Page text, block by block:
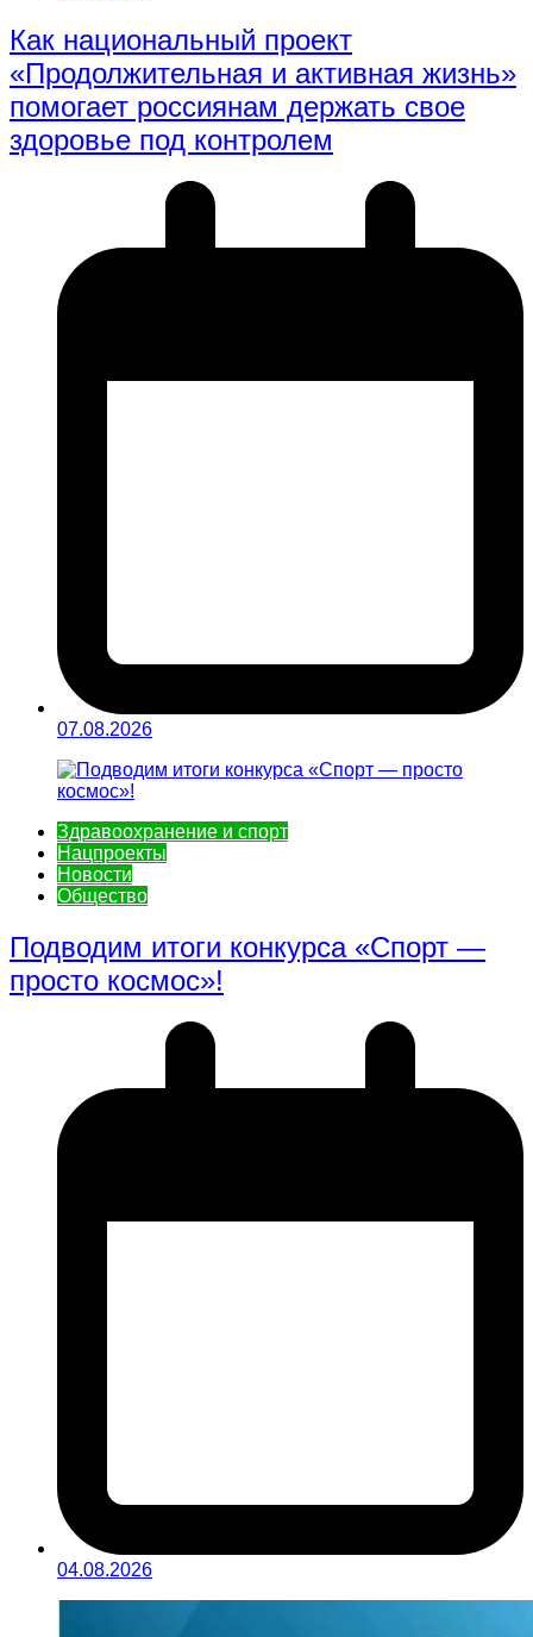
Как национальный проект
«Продолжительная и активная жизнь»
помогает россиянам держать свое
здоровье под контролем
07.08.2026
Здравоохранение и спорт
Нацпроекты
Новости
Общество
Подводим итоги конкурса «Спорт —
просто космос»!
04.08.2026